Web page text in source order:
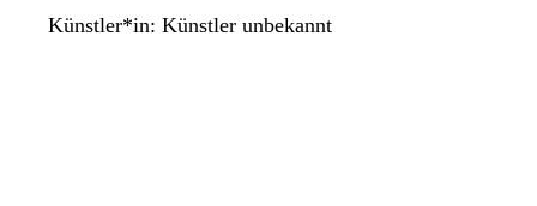
Künstler*in: Künstler unbekannt